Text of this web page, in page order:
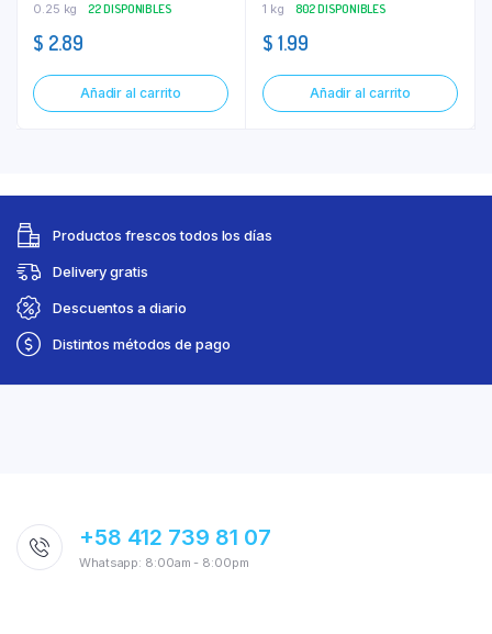
0.25 kg 22 DISPONIBLES
$ 2.89
Añadir al carrito
1 kg 802 DISPONIBLES
$ 1.99
Añadir al carrito
Productos frescos todos los días
Delivery gratis
Descuentos a diario
Distintos métodos de pago
+58 412 739 81 07
Whatsapp: 8:00am - 8:00pm